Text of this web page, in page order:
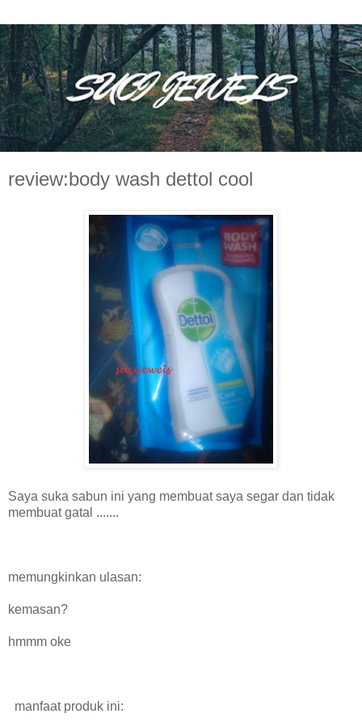
review:body wash dettol cool
Saya suka sabun ini yang membuat saya segar dan tidak
membuat gatal .......
memungkinkan ulasan:
kemasan?
hmmm oke
manfaat produk ini: